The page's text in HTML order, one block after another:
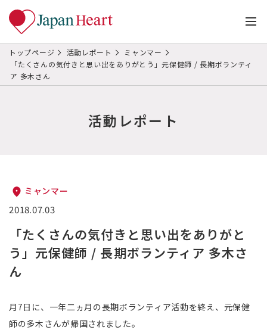
トップページ 活動レポート
ミャンマー
「たくさんの気付きと思い出をありがとう」元保健師 / 長期ボランティ
ア 多木さん
活動レポート
ミャンマー
2018.07.03
「たくさんの気付きと思い出をありがと
う」元保健師 / 長期ボランティア 多木さ
ん
月7日に、一年二ヵ月の長期ボランティア活動を終え、元保健
師の多木さんが帰国されました。